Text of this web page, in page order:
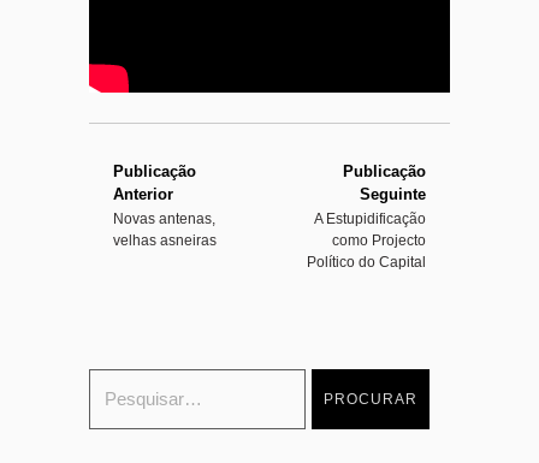
4
Publicação
Anterior
Novas antenas,
velhas asneiras
Publicação
Seguinte
A Estupidificação
como Projecto
Político do Capital